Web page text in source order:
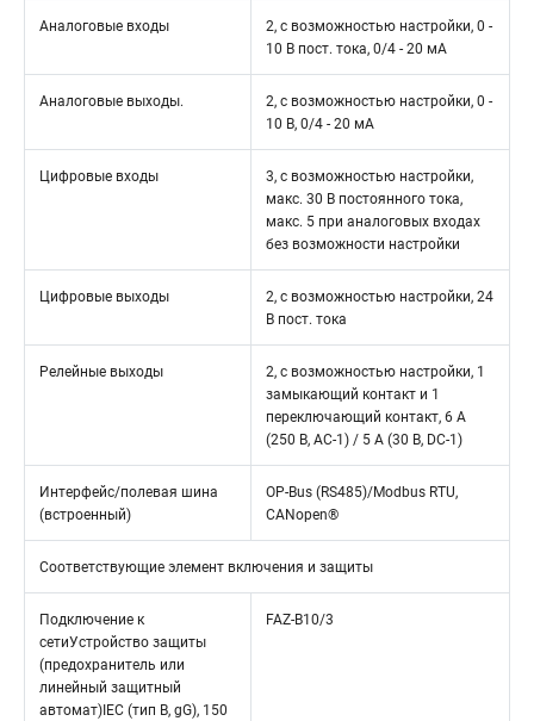
Аналоговые входы
2, с возможностью настройки, 0 -
10 В пост. тока, 0/4 - 20 мА
Аналоговые выходы.
2, с возможностью настройки, 0 -
10 В, 0/4 - 20 мА
Цифровые входы
3, с возможностью настройки,
макс. 30 В постоянного тока,
макс. 5 при аналоговых входах
без возможности настройки
Цифровые выходы
2, с возможностью настройки, 24
В пост. тока
Релейные выходы
2, с возможностью настройки, 1
замыкающий контакт и 1
переключающий контакт, 6 A
(250 В, AC-1) / 5 A (30 В, DC-1)
Интерфейс/полевая шина
(встроенный)
OP-Bus (RS485)/Modbus RTU,
CANopen®
Соответствующие элемент включения и защиты
Подключение к
сетиУстройство защиты
(предохранитель или
линейный защитный
автомат)IEC (тип B, gG), 150
FAZ-B10/3